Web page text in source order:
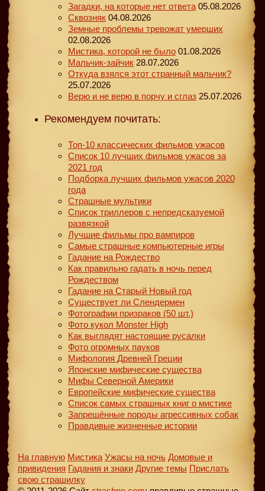
Загадки, на которые нет ответа 05.08.2026
Сквозняк 04.08.2026
Земные проблемы тревожат умерших
02.08.2026
Мистика, которой не было 01.08.2026
Мальчик-зайчик 28.07.2026
Откуда взялся этот странный мальчик?
25.07.2026
Верю и не верю в порчу и сглаз 25.07.2026
Рекомендуем почитать:
Топ-10 классических фильмов ужасов
Список 10 лучших фильмов ужасов за
2021 год
Подборка лучших фильмов ужасов 2020
года
Страшные мультики
Список триллеров с непредсказуемой
развязкой
Лучшие фильмы про вампиров
Самые страшные компьютерные игры
Гадание на Рождество
Как правильно гадать в ночь перед
Рождеством
Гадание на Старый Новый год
Существует ли Слендермен
Фотографии призраков (50 шт.)
Фото кукол Monster High
Как выглядят настоящие русалки
Фото огромных пауков
Мифология Древней Греции
Японские мифические существа
Мифы Северной Америки
Европейские мифические существа
Список самых страшных книг о мистике
Запрещённые породы агрессивных собак
Правдивые жизненные истории
На главную Мистика Ужасы на ночь Домовые и
привидения Гадания и знаки Другие темы Прислать
свою страшилку